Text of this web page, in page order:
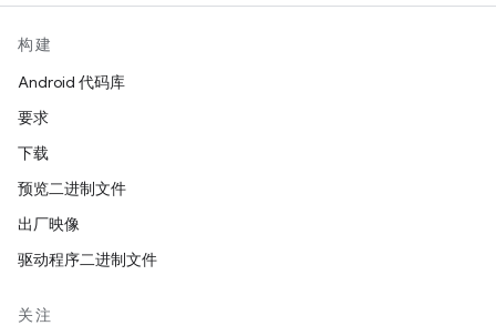
构建
Android 代码库
要求
下载
预览二进制文件
出厂映像
驱动程序二进制文件
关注